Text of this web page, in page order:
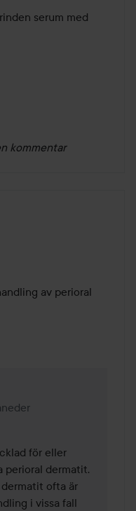
serum med
kommentar
2 måneder
av perioral
lades 2 måneder
för eller
perioral dermatit.
ofta är
i vissa fall